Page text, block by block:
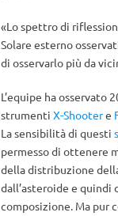
«Lo spettro di
Solare esterno
di osservarlo più da
L’equipe ha osservato
strumenti X-Shootere
La sensibilità di questi
permesso di ottenere
della distribuzione
dall’asteroide e quindi
composizione. Ma pur